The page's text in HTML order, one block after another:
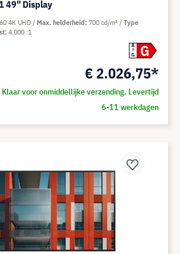
49" Display
A
G
G
€ 2.026,75*
Klaar voor onmiddellijke verzending. Levertijd
6-11 werkdagen
4K UHD Max. helderheid 700 cd/m²
Type
4.000 :1